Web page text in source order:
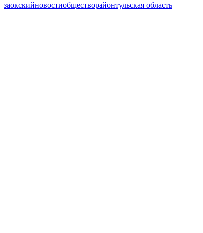
заокскийновостиобществорайонтульская область